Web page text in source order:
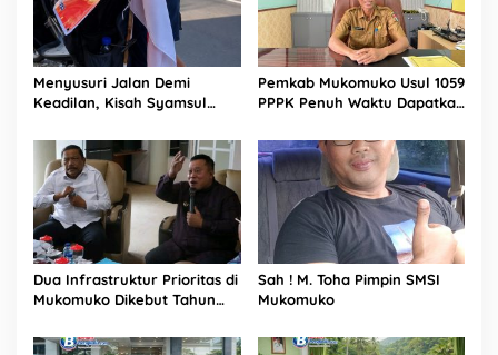
Menyusuri Jalan Demi
Keadilan, Kisah Syamsul
Warisan Orang Tuanya
Pemkab Mukomuko Usul 1059
PPPK Penuh Waktu Dapatkan
Dua Infrastruktur Prioritas di
Mukomuko Dikebut Tahun
Sah ! M. Toha Pimpin SMSI
Mukomuko